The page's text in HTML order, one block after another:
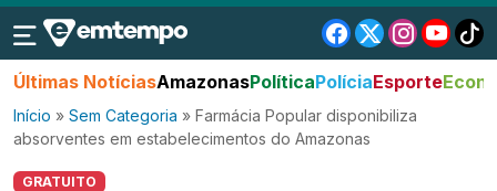
Últimas NotíciasAmazonasPolíticaPolíciaEsporte
Início » Sem Categoria » Farmácia Popular disponibiliza
absorventes em estabelecimentos do Amazonas
GRATUITO